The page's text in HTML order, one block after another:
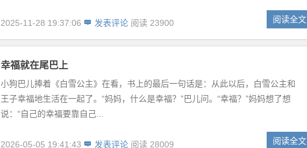
2025-11-28 19:37:06 发表评论 阅读 23900 阅读全文
幸福就在尾巴上
小狗巴儿捧着《白雪公主》在看，书上的最后一句话是：从此以后，白雪公主和
王子幸福地生活在一起了。“妈妈，什么是幸福？”巴儿问。“幸福？”妈妈想了想
说：“自己的幸福要靠自己...
2026-05-05 19:41:43 发表评论 阅读 28009 阅读全文